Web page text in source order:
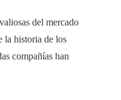
del mercado
la historia de los
compañías han